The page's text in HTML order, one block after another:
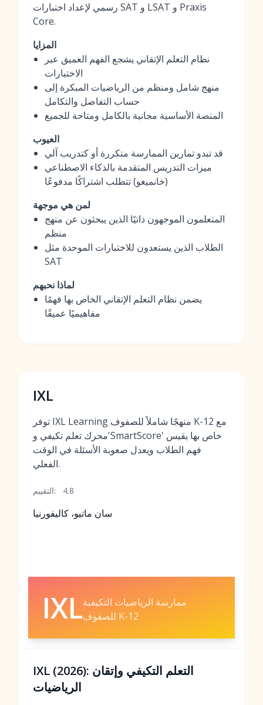
رسمي لإعداد اختبارات SAT و LSAT و Praxis
Core.
المزايا
نظام التعلم الإتقاني يشجع الفهم العميق عبر
الاختبارات
منهج شامل ومنظم من الرياضيات المبكرة إلى
حساب التفاضل والتكامل
المنصة الأساسية مجانية بالكامل ومتاحة للجميع
العيوب
قد تبدو تمارين الممارسة متكررة أو كتدريب آلي
ميزات التدريس المتقدمة بالذكاء الاصطناعي
(خانميغو) تتطلب اشتراكًا مدفوعًا
لمن هي موجهة
المتعلمون الموجهون ذاتيًا الذين يبحثون عن منهج
منظم
الطلاب الذين يستعدون للاختبارات الموحدة مثل
SAT
لماذا نحبهم
يضمن نظام التعلم الإتقاني الخاص بها فهمًا
مفاهيميًا عميقًا
IXL
توفر IXL Learning منهجًا شاملاً للصفوف K-12 مع
محرك تعلم تكيفي و'SmartScore' خاص بها يقيس
فهم الطلاب ويعدل صعوبة الأسئلة في الوقت
الفعلي.
التقييم: 4.8
سان ماتيو، كاليفورنيا
IXLممارسة الرياضيات التكيفية
للصفوف K-12
IXL (2026): التعلم التكيفي وإتقان
الرياضيات